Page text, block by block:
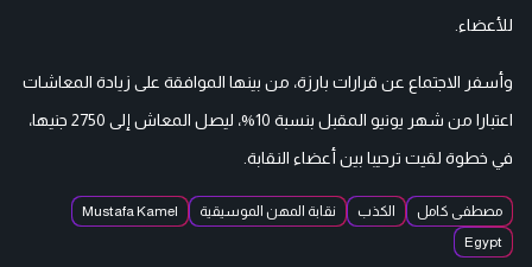
للأعضاء.
وأسفر الاجتماع عن قرارات بارزة، من بينها الموافقة على زيادة المعاشات
اعتبارا من شهر يونيو المقبل بنسبة 10%، ليصل المعاش إلى 2750 جنيها،
في خطوة لقيت ترحيبا بين أعضاء النقابة.
مصطفى كامل الكذب نقابة المهن الموسيقية
Mustafa Kamel
Egypt